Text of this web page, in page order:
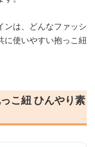
ンは、どんなファッシ
に使いやすい抱っこ紐
こ紐 ひんやり素